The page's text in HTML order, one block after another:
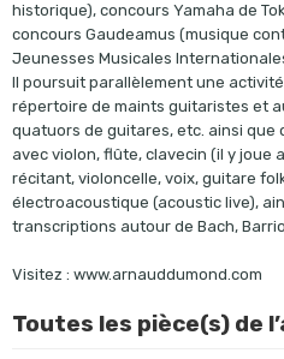
historique), concours Yamaha de
concours Gaudeamus (musique
Jeunesses Musicales
Il poursuit parallèlement une
répertoire de maints guitaristes et
quatuors de guitares, etc. ainsi que
avec violon, flûte, clavecin (il y joue
récitant, violoncelle, voix, guitare
électroacoustique (acoustic live),
transcriptions autour de Bach,
Visitez : www.arnauddumond.com
Toutes les pièce(s) de